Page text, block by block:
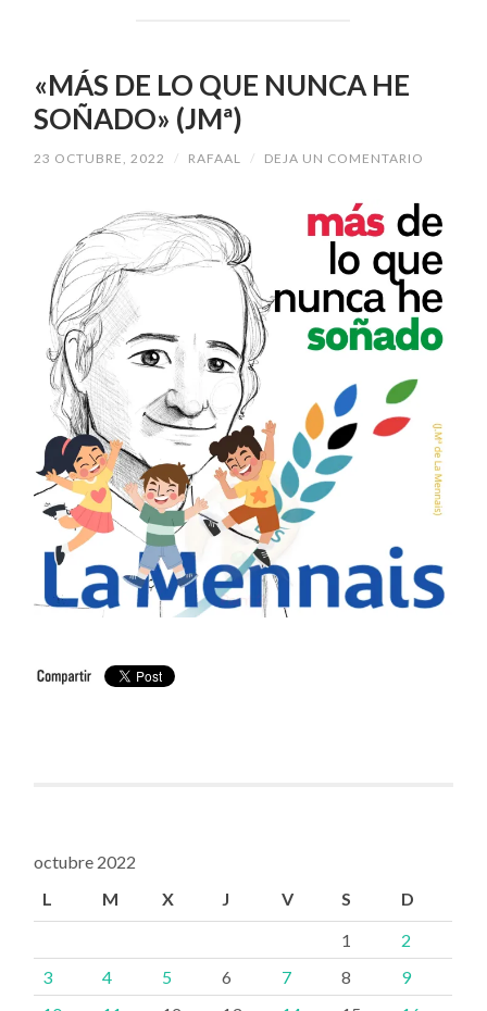
«MÁS DE LO QUE NUNCA HE
SOÑADO» (JMª)
23 OCTUBRE, 2022 / RAFAAL / DEJA UN COMENTARIO
octubre 2022
L
M X J V S D
1
2
3
4 5 6 7 8
9